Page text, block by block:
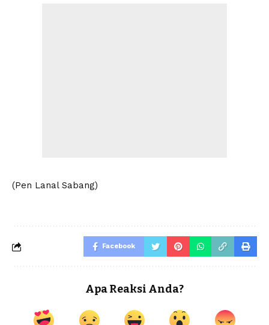
(Pen Lanal Sabang)
Facebook
Apa Reaksi Anda?